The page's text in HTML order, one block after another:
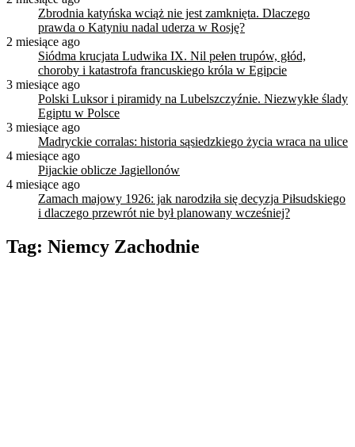
Zbrodnia katyńska wciąż nie jest zamknięta. Dlaczego
prawda o Katyniu nadal uderza w Rosję?
2 miesiące ago
Siódma krucjata Ludwika IX. Nil pełen trupów, głód,
choroby i katastrofa francuskiego króla w Egipcie
3 miesiące ago
Polski Luksor i piramidy na Lubelszczyźnie. Niezwykłe ślady
Egiptu w Polsce
3 miesiące ago
Madryckie corralas: historia sąsiedzkiego życia wraca na ulice
4 miesiące ago
Pijackie oblicze Jagiellonów
4 miesiące ago
Zamach majowy 1926: jak narodziła się decyzja Piłsudskiego
i dlaczego przewrót nie był planowany wcześniej?
Tag: Niemcy Zachodnie